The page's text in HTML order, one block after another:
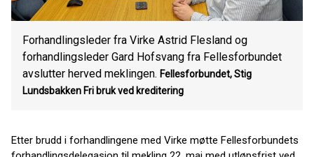
Forhandlingsleder fra Virke Astrid Flesland og
forhandlingsleder Gard Hofsvang fra Fellesforbundet
avslutter herved meklingen. Fellesforbundet, Stig
Lundsbakken Fri bruk ved kreditering
Etter brudd i forhandlingene med Virke møtte Fellesforbundets